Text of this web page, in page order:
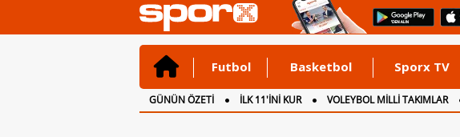
Futbol Basketbol Sporx TV
GÜNÜN ÖZETİ İLK 11'İNİ KUR VOLEYBOL MİLLİ TAKIMLAR
CANLI ANLATIM
İNGİLTERE